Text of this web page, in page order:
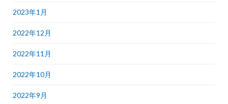
2023年1月
2022年12月
2022年11月
2022年10月
2022年9月